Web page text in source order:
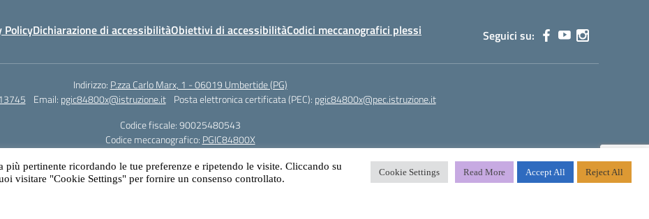
PolicyDichiarazione di accessibilitàObiettivi di accessibilitàCodici meccanografici plessi Seguici su:
Indirizzo: P.zza Carlo Marx, 1 - 06019 Umbertide (PG)
Email: pgic84800x@istruzione.it Posta elettronica certificata (PEC): pgic84800x@pec.istruzione.it
Codice fiscale: 90025480543
Codice meccanografico: PGIC84800X
Gestione sito web: prof. Paolo Chitarrai
pertinente ricordando le tue preferenze e ripetendo le visite. Cliccando su
visitare "Cookie Settings" per fornire un consenso controllato.
Cookie Settings Read More Accept All Reject All